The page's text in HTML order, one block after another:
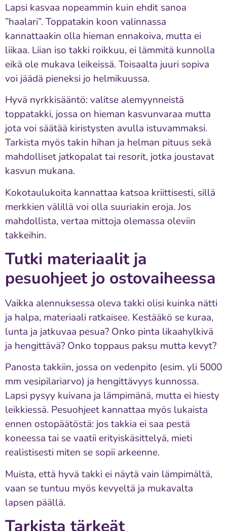
Lapsi kasvaa nopeammin kuin ehdit sanoa
”haalari”. Toppatakin koon valinnassa
kannattaakin olla hieman ennakoiva, mutta ei
liikaa. Liian iso takki roikkuu, ei lämmitä kunnolla
eikä ole mukava leikeissä. Toisaalta juuri sopiva
voi jäädä pieneksi jo helmikuussa.
Hyvä nyrkkisääntö: valitse alemyynneistä
toppatakki, jossa on hieman kasvunvaraa mutta
jota voi säätää kiristysten avulla istuvammaksi.
Tarkista myös takin hihan ja helman pituus sekä
mahdolliset jatkopalat tai resorit, jotka joustavat
kasvun mukana.
Kokotaulukoita kannattaa katsoa kriittisesti, sillä
merkkien välillä voi olla suuriakin eroja. Jos
mahdollista, vertaa mittoja olemassa oleviin
takkeihin.
Tutki materiaalit ja
pesuohjeet jo ostovaiheessa
Vaikka alennuksessa oleva takki olisi kuinka nätti
ja halpa, materiaali ratkaisee. Kestääkö se kuraa,
lunta ja jatkuvaa pesua? Onko pinta likaahylkivä
ja hengittävä? Onko toppaus paksu mutta kevyt?
Panosta takkiin, jossa on vedenpito (esim. yli 5000
mm vesipilariarvo) ja hengittävyys kunnossa.
Lapsi pysyy kuivana ja lämpimänä, mutta ei hiesty
leikkiessä. Pesuohjeet kannattaa myös lukaista
ennen ostopäätöstä: jos takkia ei saa pestä
koneessa tai se vaatii erityiskäsittelyä, mieti
realistisesti miten se sopii arkeenne.
Muista, että hyvä takki ei näytä vain lämpimältä,
vaan se tuntuu myös kevyeltä ja mukavalta
lapsen päällä.
Tarkista tärkeät